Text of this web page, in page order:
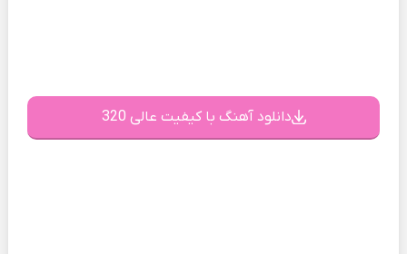
دانلود آهنگ با کیفیت عالی 320